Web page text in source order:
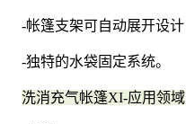
-帐篷支架可自动展开设计
-独特的水袋固定系统。
洗消充气帐篷XI-应用领域